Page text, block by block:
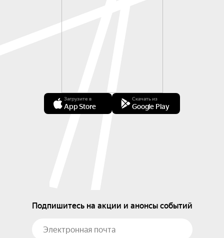
Загрузите в
App Store
Скачать из
Google Play
Подпишитесь на акции и анонсы событий